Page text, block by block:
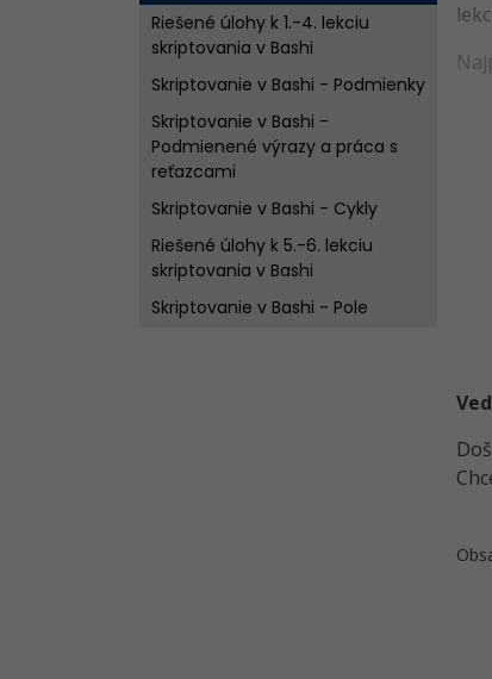
Riešené úlohy k 1.-4. lekciu
skriptovania v Bashi
Skriptovanie v Bashi - Podmienky
Skriptovanie v Bashi -
Podmienené výrazy a práca s
reťazcami
Skriptovanie v Bashi - Cykly
Riešené úlohy k 5.-6. lekciu
skriptovania v Bashi
Skriptovanie v Bashi - Pole